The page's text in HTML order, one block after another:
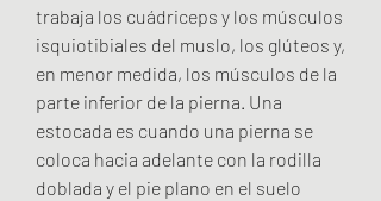
trabaja los cuádriceps y los músculos
isquiotibiales del muslo, los glúteos y,
en menor medida, los músculos de la
parte inferior de la pierna. Una
estocada es cuando una pierna se
coloca hacia adelante con la rodilla
doblada y el pie plano en el suelo